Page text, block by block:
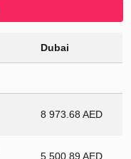
Dubai
8 973.68 AED
5 500.89 AED